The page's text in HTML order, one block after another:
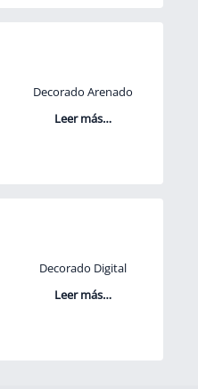
Decorado Arenado
Leer más…
Decorado Digital
Leer más…